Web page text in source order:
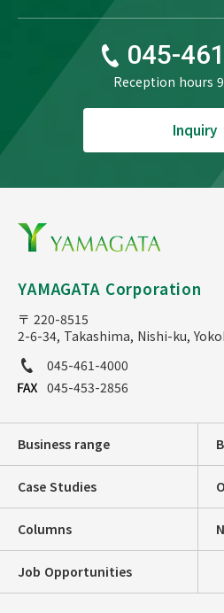
045-
Reception hours
Inquiry
YAMAGATA Corporation
〒 220-8515
2-6-34, Takashima, Nishi-ku,
045-461-4000
045-453-2856
Business range
Case Studies
Columns
Job Opportunities